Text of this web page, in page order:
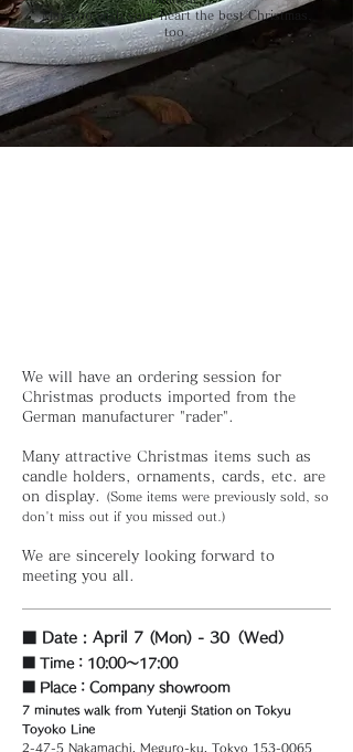
May you wish your heart the best Christmas,
too.
We will have an ordering session for
Christmas products imported from the
German manufacturer "rader".
Many attractive Christmas items such as
candle holders, ornaments, cards, etc. are
on display.
(Some items were previously sold, so
don't miss out if you missed out.)
We are sincerely looking forward to
meeting you all.
Date : April 7 (Mon) - 30（Wed）
■ Time：10:00～17:00
■ Place： Company showroom
7 minutes walk from Yutenji Station on Tokyu
Toyoko Line
2-47-5 Nakamachi, Meguro-ku, Tokyo 153-0065